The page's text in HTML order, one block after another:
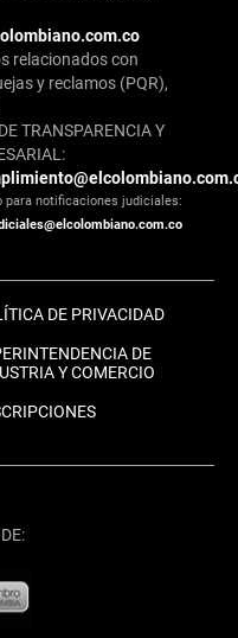
relacionados con
y reclamos (PQR),
TRANSPARENCIA Y
para notificaciones judiciales:
DE PRIVACIDAD
DE
Y COMERCIO